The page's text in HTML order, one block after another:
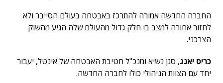
החברה החדשה אמורה להתרכז באבטחה בעולם הסייבר ולא
לחזור אחורה למצב בו חלק גדול מהעולם שלה הגיע מהשוק
הצרכני.
כריס יאנג, סגן נשיא ומנכ"ל חטיבת האבטחה של אינטל, יעבור
יחד עם הצוות הניהולי כולו לחברה החדשה.